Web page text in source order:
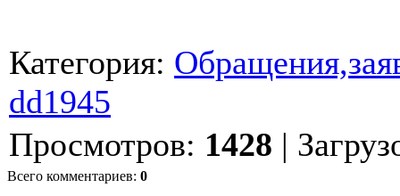
Категория:
dd1945
Просмотров: 1428 |
Всего комментариев: 0